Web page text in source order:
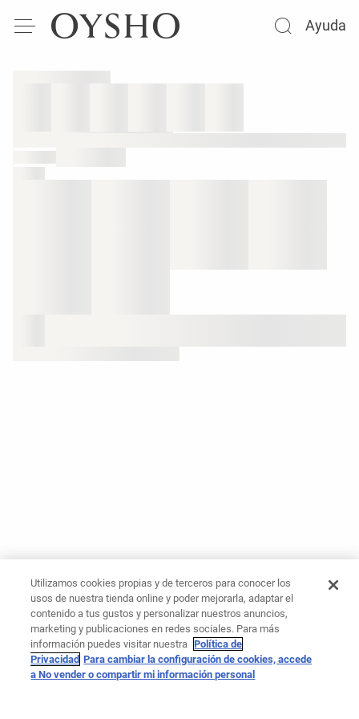
Ayuda
Utilizamos cookies propias y de terceros para conocer los
usos de nuestra tienda online y poder mejorarla, adaptar el
contenido a tus gustos y personalizar nuestros anuncios,
marketing y publicaciones en redes sociales. Para más
información puedes visitar nuestra Política de
Privacidad Para cambiar la configuración de cookies, accede
a No vender o compartir mi información personal